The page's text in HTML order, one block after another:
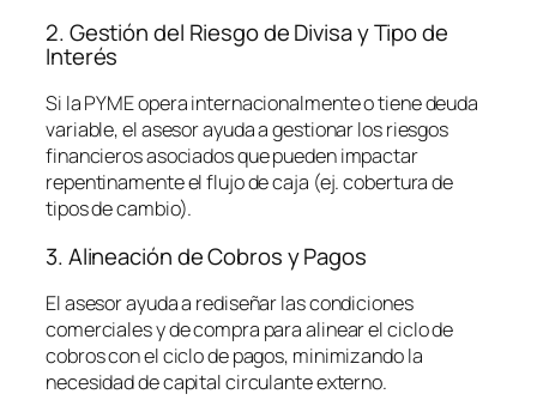
2. Gestión del Riesgo de Divisa y Tipo de
Interés
Si la PYME opera internacionalmente o tiene deuda
variable, el asesor ayuda a gestionar los riesgos
financieros asociados que pueden impactar
repentinamente el flujo de caja (ej. cobertura de
tipos de cambio).
3. Alineación de Cobros y Pagos
El asesor ayuda a rediseñar las condiciones
comerciales y de compra para alinear el ciclo de
cobros con el ciclo de pagos, minimizando la
necesidad de capital circulante externo.